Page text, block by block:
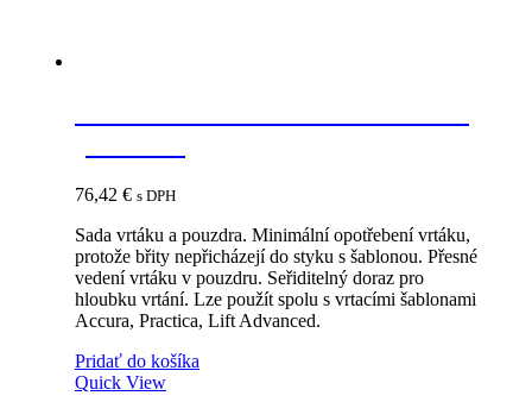
76,42 € s DPH
Sada vrtáku a pouzdra. Minimální opotřebení vrtáku,
protože břity nepřicházejí do styku s šablonou. Přesné
vedení vrtáku v pouzdru. Seřiditelný doraz pro
hloubku vrtání. Lze použít spolu s vrtacími šablonami
Accura, Practica, Lift Advanced.
Pridať do košíka
Quick View